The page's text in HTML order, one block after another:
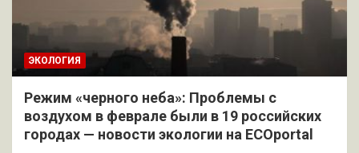
ЭКОЛОГИЯ
Режим «черного неба»: Проблемы с
воздухом в феврале были в 19 российских
городах — новости экологии на ECOportal